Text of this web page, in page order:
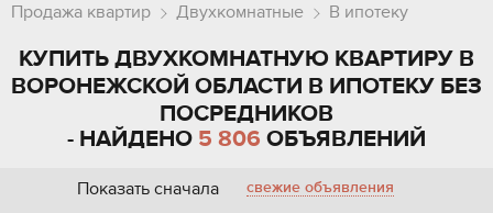
Продажа квартир
Двухкомнатные В ипотеку
КУПИТЬ ДВУХКОМНАТНУЮ КВАРТИРУ В
ВОРОНЕЖСКОЙ ОБЛАСТИ В ИПОТЕКУ БЕЗ
ПОСРЕДНИКОВ
- НАЙДЕНО 5 806 ОБЪЯВЛЕНИЙ
Показать сначала свежие объявления